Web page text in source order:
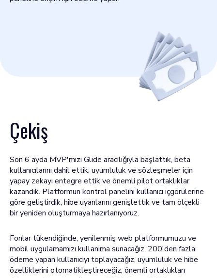
Çekiş
Son 6 ayda MVP'mizi Glide aracılığıyla başlattık, beta
kullanıcılarını dahil ettik, uyumluluk ve sözleşmeler için
yapay zekayı entegre ettik ve önemli pilot ortaklıklar
kazandık. Platformun kontrol panelini kullanıcı içgörülerine
göre geliştirdik, hibe uyarılarını genişlettik ve tam ölçekli
bir yeniden oluşturmaya hazırlanıyoruz.
Fonlar tükendiğinde, yenilenmiş web platformumuzu ve
mobil uygulamamızı kullanıma sunacağız, 200'den fazla
ödeme yapan kullanıcıyı toplayacağız, uyumluluk ve hibe
özelliklerini otomatikleştireceğiz, önemli ortaklıkları